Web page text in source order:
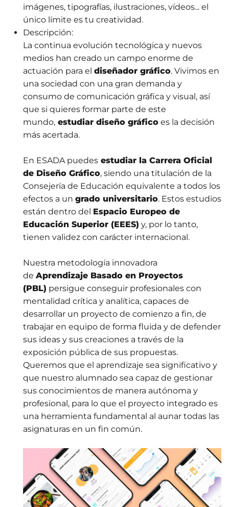
imágenes, tipografías, ilustraciones, vídeos... el
único límite es tu creatividad.
Descripción:
La continua evolución tecnológica y nuevos
medios han creado un campo enorme de
actuación para el diseñador gráfico. Vivimos en
una sociedad con una gran demanda y
consumo de comunicación gráfica y visual, así
que si quieres formar parte de este
mundo, estudiar diseño gráfico es la decisión
más acertada.
En ESADA puedes estudiar la Carrera Oficial
de Diseño Gráfico, siendo una titulación de la
Consejería de Educación equivalente a todos los
efectos a un grado universitario. Estos estudios
están dentro del Espacio Europeo de
Educación Superior (EEES) y, por lo tanto,
tienen validez con carácter internacional.
Nuestra metodología innovadora
de Aprendizaje Basado en Proyectos
(PBL) persigue conseguir profesionales con
mentalidad crítica y analítica, capaces de
desarrollar un proyecto de comienzo a fin, de
trabajar en equipo de forma fluida y de defender
sus ideas y sus creaciones a través de la
exposición pública de sus propuestas.
Queremos que el aprendizaje sea significativo y
que nuestro alumnado sea capaz de gestionar
sus conocimientos de manera autónoma y
profesional, para lo que el proyecto integrado es
una herramienta fundamental al aunar todas las
asignaturas en un fin común.